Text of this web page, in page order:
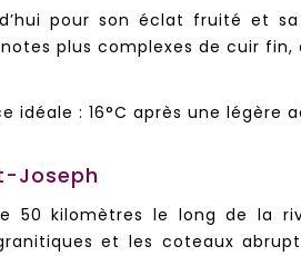
pour son éclat fruité et
plus complexes de cuir
idéale : 16°C après une légère
Joseph
50 kilomètres le long de la
et les coteaux